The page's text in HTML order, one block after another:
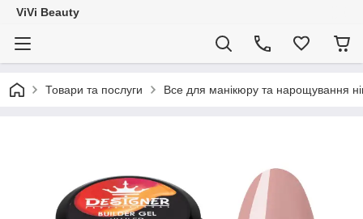
ViVi Beauty
Товари та послуги Все для манікюру та нарощування